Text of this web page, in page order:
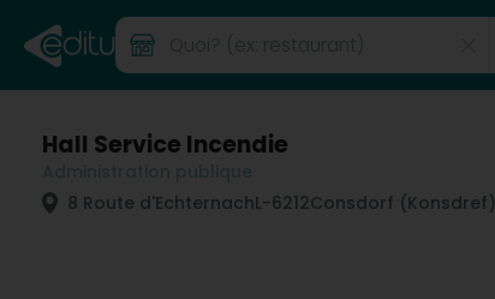
Hall Service Incendie
8 Route d'EchternachL-6212Consdorf (Konsdref)